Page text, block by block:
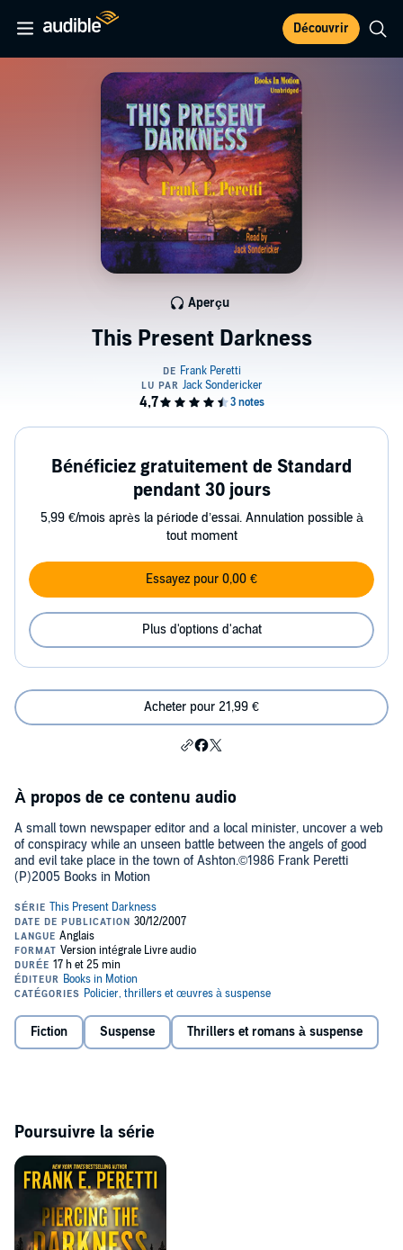
Découvrir
This Present Darkness
Aperçu
Bénéficiez gratuitement de Standard
pendant 30 jours
5,99 €/mois après la période d’essai. Annulation possible à
tout moment
Essayez pour 0,00 €
Plus d'options d'achat
Acheter pour 21,99 €
À propos de ce contenu audio
A small town newspaper editor and a local minister, uncover a web
of conspiracy while an unseen battle between the angels of good
and evil take place in the town of Ashton.©1986 Frank Peretti
(P)2005 Books in Motion
Fiction Suspense Thrillers et romans à suspense
Poursuivre la série